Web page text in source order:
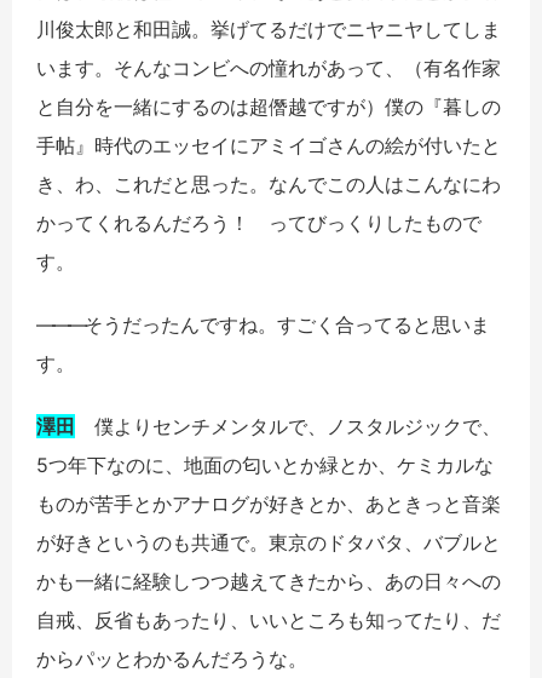
川俊太郎と和田誠。挙げてるだけでニヤニヤしてしま
います。そんなコンビへの憧れがあって、（有名作家
と自分を一緒にするのは超僭越ですが）僕の『暮しの
手帖』時代のエッセイにアミイゴさんの絵が付いたと
き、わ、これだと思った。なんでこの人はこんなにわ
かってくれるんだろう！ ってびっくりしたもので
す。
―――そうだったんですね。すごく合ってると思いま
す。
澤田
僕よりセンチメンタルで、ノスタルジックで、
5つ年下なのに、地面の匂いとか緑とか、ケミカルな
ものが苦手とかアナログが好きとか、あときっと音楽
が好きというのも共通で。東京のドタバタ、バブルと
かも一緒に経験しつつ越えてきたから、あの日々への
自戒、反省もあったり、いいところも知ってたり、だ
からパッとわかるんだろうな。